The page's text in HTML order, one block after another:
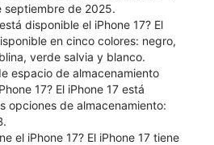
septiembre de 2025.
disponible el iPhone 17? El
en cinco colores: negro,
verde salvia y blanco.
espacio de almacenamiento
17? El iPhone 17 está
opciones de almacenamiento:
el iPhone 17? El iPhone 17 tiene